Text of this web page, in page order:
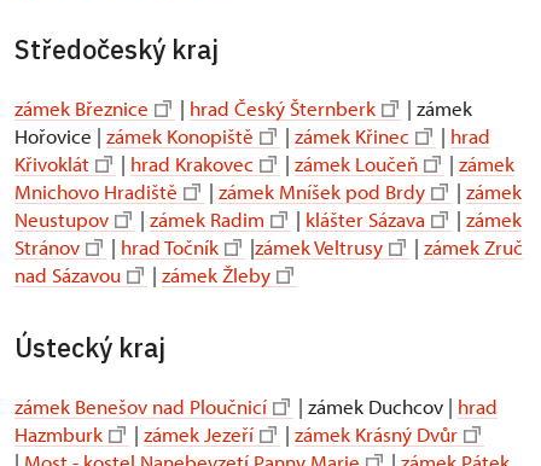
Středočeský kraj
zámek Březnice | hrad Český Šternberk
| zámek
Hořovice | zámek Konopiště | zámek Křinec | hrad
Křivoklát
| hrad Krakovec | zámek Loučeň | zámek
Mnichovo Hradiště
| zámek Mníšek pod Brdy | zámek
Neustupov
| zámek Radim | klášter Sázava | zámek
Stránov
| hrad Točník |zámek Veltrusy | zámek Zruč
nad Sázavou
| zámek Žleby
Ústecký kraj
zámek Benešov nad Ploučnicí | zámek Duchcov | hrad
Hazmburk
| zámek Jezeří | zámek Krásný Dvůr